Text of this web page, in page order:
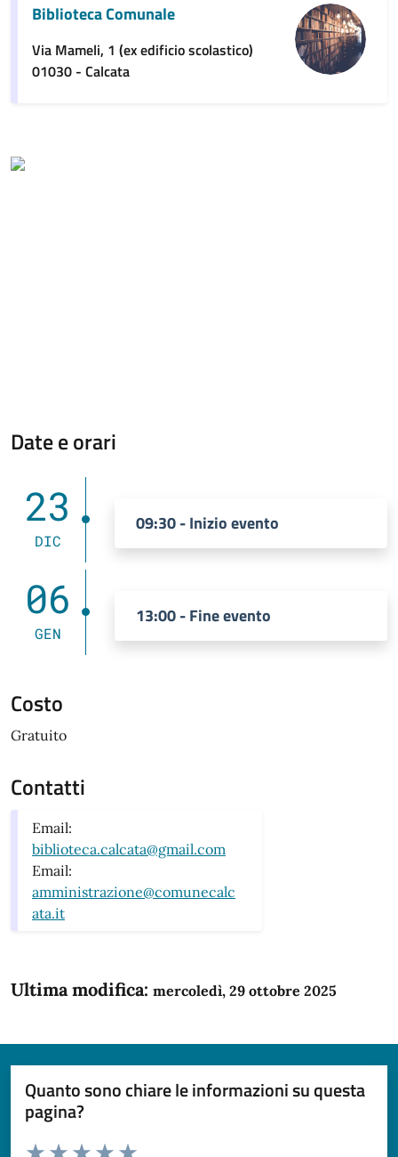
Biblioteca Comunale
Via Mameli, 1 (ex edificio scolastico)
01030 - Calcata
Date e orari
23
DIC
09:30 - Inizio evento
06
GEN
13:00 - Fine evento
Costo
Gratuito
Contatti
Email:
biblioteca.calcata@gmail.com
Email:
amministrazione@comunecalc
ata.it
Ultima modifica: mercoledì, 29 ottobre 2025
Quanto sono chiare le informazioni su questa
pagina?
Domanda
Valuta da 1 a 5 stelle la pagina